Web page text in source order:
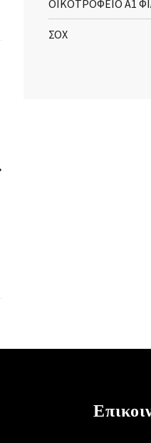
ΟΙΚΟΤΡΟΦΕΙΟ Α1
ΣΟΧ